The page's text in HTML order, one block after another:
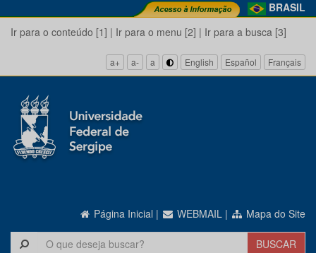
BRASIL
Ir para o conteúdo [1] | Ir para o menu [2] | Ir para a busca [3]
a+ a- a English Español Français
Página Inicial | WEBMAIL | Mapa do Site